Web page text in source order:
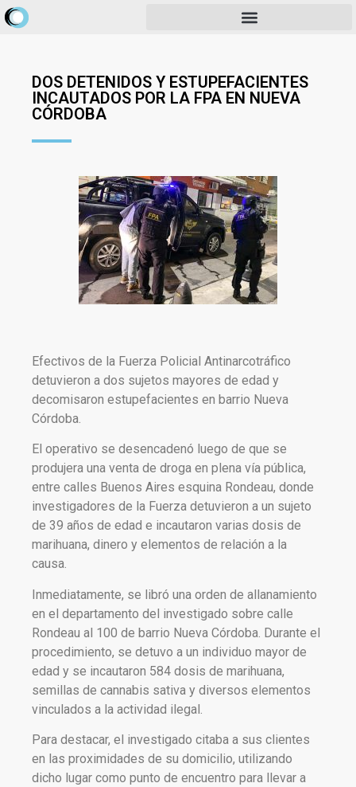
DOS DETENIDOS Y ESTUPEFACIENTES
INCAUTADOS POR LA FPA EN NUEVA
CÓRDOBA
Efectivos de la Fuerza Policial Antinarcotráfico
detuvieron a dos sujetos mayores de edad y
decomisaron estupefacientes en barrio Nueva
Córdoba.
El operativo se desencadenó luego de que se
produjera una venta de droga en plena vía pública,
entre calles Buenos Aires esquina Rondeau, donde
investigadores de la Fuerza detuvieron a un sujeto
de 39 años de edad e incautaron varias dosis de
marihuana, dinero y elementos de relación a la
causa.
Inmediatamente, se libró una orden de allanamiento
en el departamento del investigado sobre calle
Rondeau al 100 de barrio Nueva Córdoba. Durante el
procedimiento, se detuvo a un individuo mayor de
edad y se incautaron 584 dosis de marihuana,
semillas de cannabis sativa y diversos elementos
vinculados a la actividad ilegal.
Para destacar, el investigado citaba a sus clientes
en las proximidades de su domicilio, utilizando
dicho lugar como punto de encuentro para llevar a